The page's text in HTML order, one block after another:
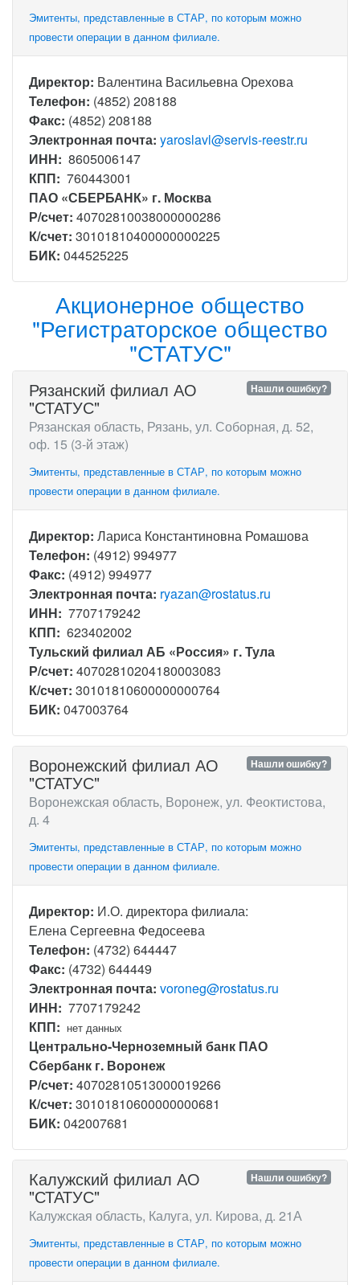
Эмитенты, представленные в СТАР, по которым можно
провести операции в данном филиале.
Директор: Валентина Васильевна Орехова
Телефон: (4852) 208188
Факс: (4852) 208188
Электронная почта: yaroslavl@servis-reestr.ru
ИНН: 8605006147
КПП: 760443001
ПАО «СБЕРБАНК» г. Москва
Р/счет: 40702810038000000286
К/счет: 30101810400000000225
БИК: 044525225
Акционерное общество
"Регистраторское общество
"СТАТУС"
Нашли ошибку?
Рязанский филиал АО
"СТАТУС"
Рязанская область, Рязань, ул. Соборная, д. 52,
оф. 15 (3-й этаж)
Эмитенты, представленные в СТАР, по которым можно
провести операции в данном филиале.
Директор: Лариса Константиновна Ромашова
Телефон: (4912) 994977
Факс: (4912) 994977
Электронная почта: ryazan@rostatus.ru
ИНН: 7707179242
КПП: 623402002
Тульский филиал АБ «Россия» г. Тула
Р/счет: 40702810204180003083
К/счет: 30101810600000000764
БИК: 047003764
Нашли ошибку?
Воронежский филиал АО
"СТАТУС"
Воронежская область, Воронеж, ул. Феоктистова,
д. 4
Эмитенты, представленные в СТАР, по которым можно
провести операции в данном филиале.
Директор: И.О. директора филиала:
Елена Сергеевна Федосеева
Телефон: (4732) 644447
Факс: (4732) 644449
Электронная почта: voroneg@rostatus.ru
ИНН: 7707179242
КПП: нет данных
Центрально-Черноземный банк ПАО
Сбербанк г. Воронеж
Р/счет: 40702810513000019266
К/счет: 30101810600000000681
БИК: 042007681
Нашли ошибку?
Калужский филиал АО
"СТАТУС"
Калужская область, Калуга, ул. Кирова, д. 21А
Эмитенты, представленные в СТАР, по которым можно
провести операции в данном филиале.